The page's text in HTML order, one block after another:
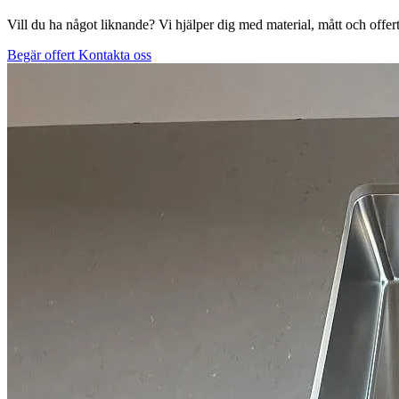
Vill du ha något liknande? Vi hjälper dig med material, mått och
Begär offert Kontakta oss